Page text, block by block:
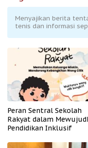
Menyajikan berita
tenis dan informasi
Peran Sentral Sekolah
Rakyat dalam
Pendidikan Inklusif